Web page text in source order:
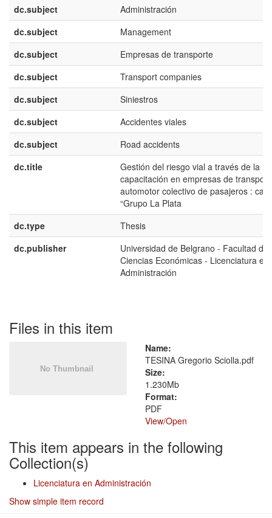
dc.subject
Administración
dc.subject
Management
dc.subject
Empresas de transporte
dc.subject
Transport companies
dc.subject
Siniestros
dc.subject
Accidentes viales
dc.subject
Road accidents
dc.title
Gestión del riesgo vial a través de la
capacitación en empresas de
automotor colectivo de pasajeros :
“Grupo La Plata
dc.type
Thesis
dc.publisher
Universidad de Belgrano - Facultad de
Ciencias Económicas - Licenciatura en
Administración
Files in this item
Name:
TESINA Gregorio Sciolla.pdf
Size:
1.230Mb
Format:
PDF
View/Open
This item appears in the following
Collection(s)
Licenciatura en Administración
Show simple item record